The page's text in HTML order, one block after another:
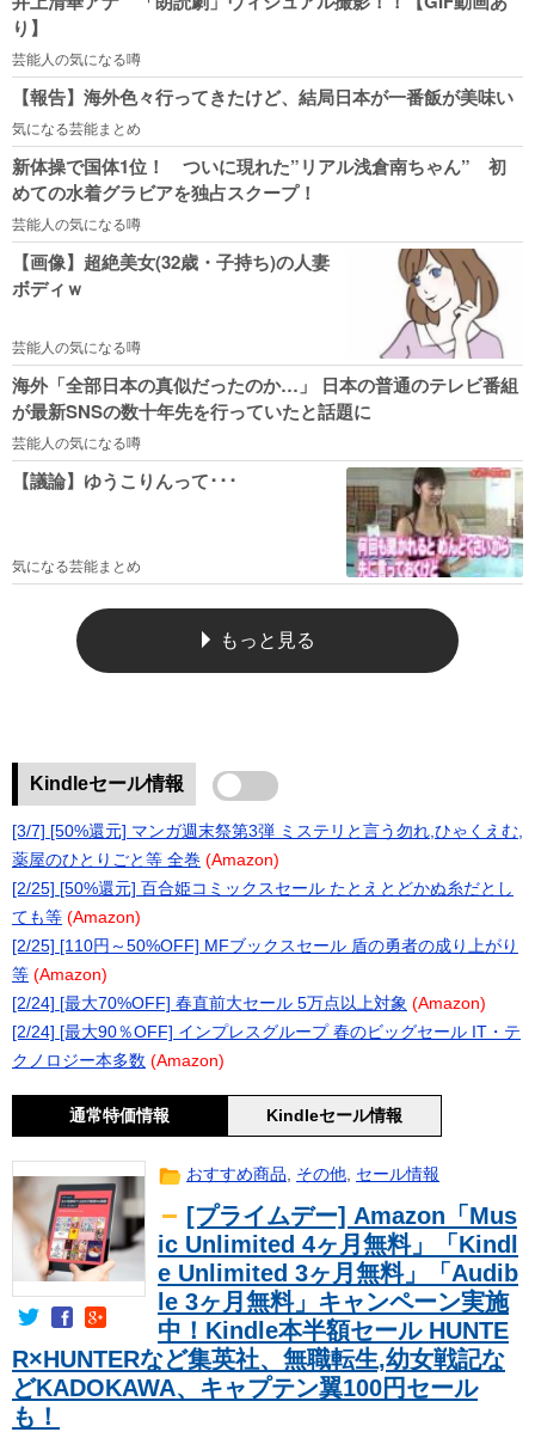
り】
芸能人の気になる噂
【報告】海外色々行ってきたけど、結局日本が一番飯が美味い
気になる芸能まとめ
新体操で国体1位！ ついに現れた”リアル浅倉南ちゃん” 初
めての水着グラビアを独占スクープ！
芸能人の気になる噂
【画像】超絶美女(32歳・子持ち)の人妻
ボディｗ
芸能人の気になる噂
海外「全部日本の真似だったのか…」 日本の普通のテレビ番組
が最新SNSの数十年先を行っていたと話題に
芸能人の気になる噂
【議論】ゆうこりんって･･･
気になる芸能まとめ
もっと見る
Kindleセール情報
[3/7] [50%還元] マンガ週末祭第3弾 ミステリと言う勿れ,ひゃくえむ,
薬屋のひとりごと等 全巻 (Amazon)
[2/25] [50%還元] 百合姫コミックスセール たとえとどかぬ糸だとし
ても等 (Amazon)
[2/25] [110円～50%OFF] MFブックスセール 盾の勇者の成り上がり
等 (Amazon)
[2/24] [最大70%OFF] 春直前大セール 5万点以上対象 (Amazon)
[2/24] [最大90％OFF] インプレスグループ 春のビッグセール IT・テ
クノロジー本多数 (Amazon)
通常特価情報 Kindleセール情報
おすすめ商品, その他, セール情報
[プライムデー] Amazon「Mus
ic Unlimited 4ヶ月無料」「Kindl
e Unlimited 3ヶ月無料」「Audib
le 3ヶ月無料」キャンペーン実施
中！Kindle本半額セール HUNTE
R×HUNTERなど集英社、無職転生,幼女戦記な
どKADOKAWA、キャプテン翼100円セール
も！